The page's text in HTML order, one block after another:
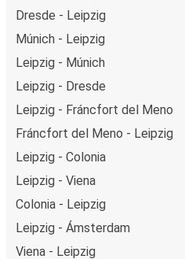
Dresde - Leipzig
Múnich - Leipzig
Leipzig - Múnich
Leipzig - Dresde
Leipzig - Fráncfort del Meno
Fráncfort del Meno - Leipzig
Leipzig - Colonia
Leipzig - Viena
Colonia - Leipzig
Leipzig - Ámsterdam
Viena - Leipzig